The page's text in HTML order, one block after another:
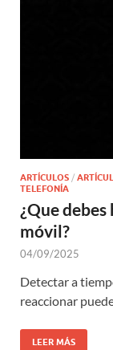
ARTÍCULOS /
TELEFONÍA
¿Que
móvil?
04/09/2025
Detectar a
reaccionar
LEER MÁS